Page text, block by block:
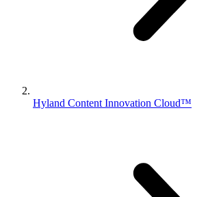
Hyland Content Innovation Cloud™